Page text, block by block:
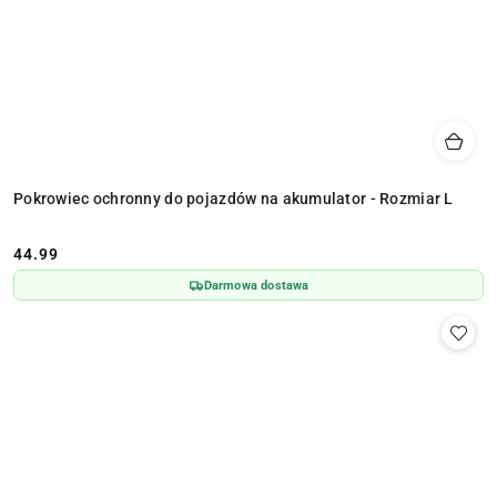
Pokrowiec ochronny do pojazdów na akumulator - Rozmiar L
Cena:
44.99
Darmowa dostawa